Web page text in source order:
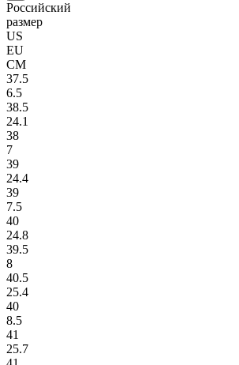
Российский
размер
US
EU
СМ
37.5
6.5
38.5
24.1
38
7
39
24.4
39
7.5
40
24.8
39.5
8
40.5
25.4
40
8.5
41
25.7